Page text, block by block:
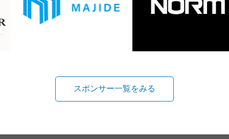
スポンサー一覧をみる